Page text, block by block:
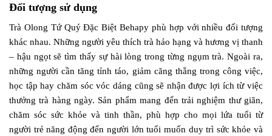
Đối tượng sử dụng
Trà Olong Tứ Quý Đặc Biệt Behapy phù hợp với nhiều đối tượng
khác nhau. Những người yêu thích trà hảo hạng và hương vị thanh
– hậu ngọt sẽ tìm thấy sự hài lòng trong từng ngụm trà. Ngoài ra,
những người cần tăng tỉnh táo, giảm căng thẳng trong công việc,
học tập hay chăm sóc vóc dáng cũng sẽ nhận được lợi ích từ việc
thưởng trà hàng ngày. Sản phẩm mang đến trải nghiệm thư giãn,
chăm sóc sức khỏe và tinh thần, phù hợp cho mọi lứa tuổi từ
người trẻ năng động đến người lớn tuổi muốn duy trì sức khỏe và